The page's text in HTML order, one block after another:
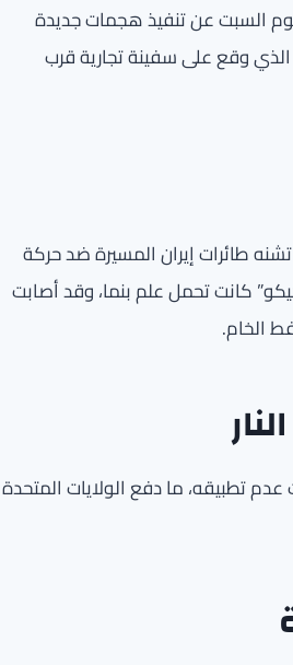
السبت عن تنفيذ هجمات جديدة
الذي وقع على سفينة تجارية قرب
طائرات إيران المسيرة ضد حركة
كانت تحمل علم بنما، وقد أصابت
الخام.
عدم تطبيقه، ما دفع الولايات المتحدة